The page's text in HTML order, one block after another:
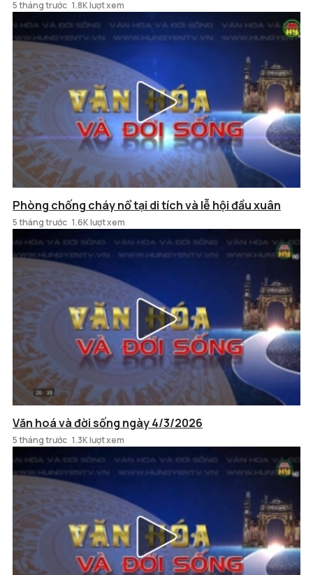
5 tháng trước 1.8K lượt xem
Phòng chống cháy nổ tại di tích và lễ hội đầu xuân
5 tháng trước 1.6K lượt xem
Văn hoá và đời sống ngày 4/3/2026
5 tháng trước 1.3K lượt xem